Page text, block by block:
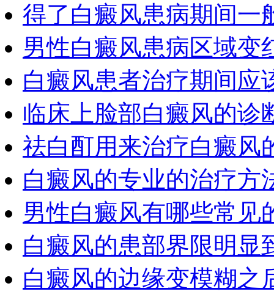
得了白癜风患病期间一
男性白癜风患病区域变
白癜风患者治疗期间应
临床上脸部白癜风的诊
祛白酊用来治疗白癜风
白癜风的专业的治疗方
男性白癜风有哪些常见
白癜风的患部界限明显
白癜风的边缘变模糊之